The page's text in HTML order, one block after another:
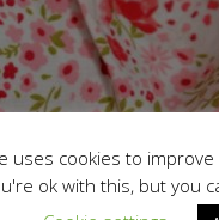
uses cookies to
ok with this, but you